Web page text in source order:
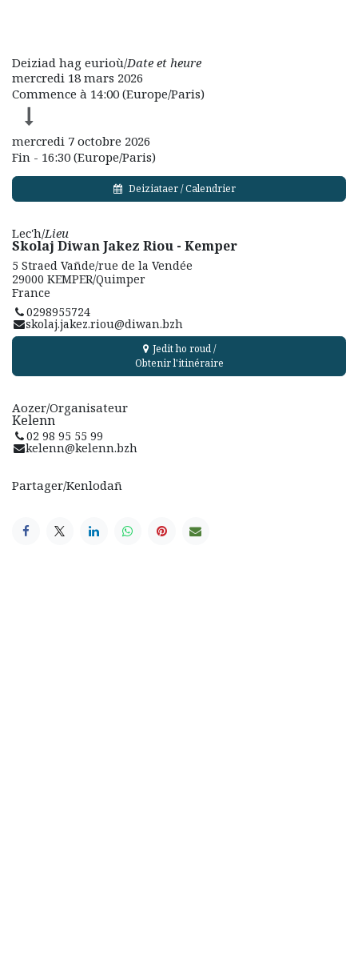
Deiziad hag eurioù/Date et heure
mercredi 18 mars 2026
Commence à 14:00 (Europe/Paris)
mercredi 7 octobre 2026
Fin - 16:30 (Europe/Paris)
Deiziataer / Calendrier
Lec'h/Lieu
Skolaj Diwan Jakez Riou - Kemper
5 Straed Vañde/rue de la Vendée
29000 KEMPER/Quimper
France
0298955724
skolaj.jakez.riou@diwan.bzh
Jedit ho roud /
Obtenir l'itinéraire
Aozer/Organisateur
Kelenn
02 98 95 55 99
kelenn@kelenn.bzh
Partager/Kenlodañ